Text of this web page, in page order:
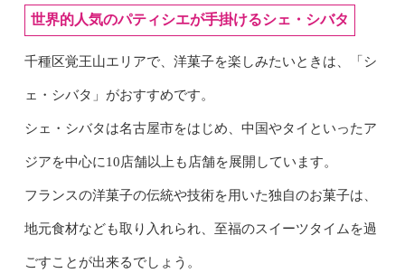
世界的人気のパティシエが手掛けるシェ・シバタ
千種区覚王山エリアで、洋菓子を楽しみたいときは、「シ
ェ・シバタ」がおすすめです。
シェ・シバタは名古屋市をはじめ、中国やタイといったア
ジアを中心に10店舗以上も店舗を展開しています。
フランスの洋菓子の伝統や技術を用いた独自のお菓子は、
地元食材なども取り入れられ、至福のスイーツタイムを過
ごすことが出来るでしょう。